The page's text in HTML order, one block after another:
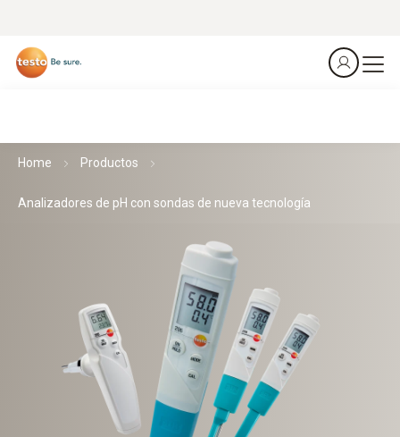
Home Productos
Analizadores de pH con sondas de nueva tecnología